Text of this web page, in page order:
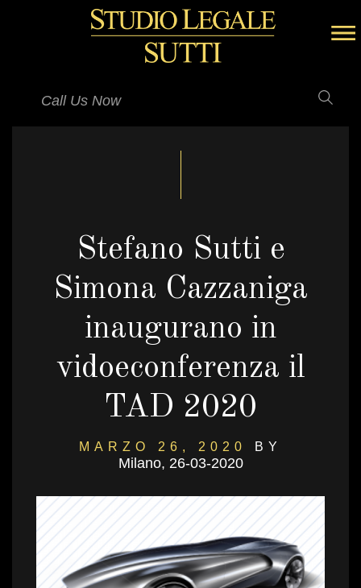
Call Us Now
Stefano Sutti e
Simona Cazzaniga
inaugurano in
vidoeconferenza il
TAD 2020
MARZO 26, 2020
BY
DANIELSALVI
Milano, 26-03-2020